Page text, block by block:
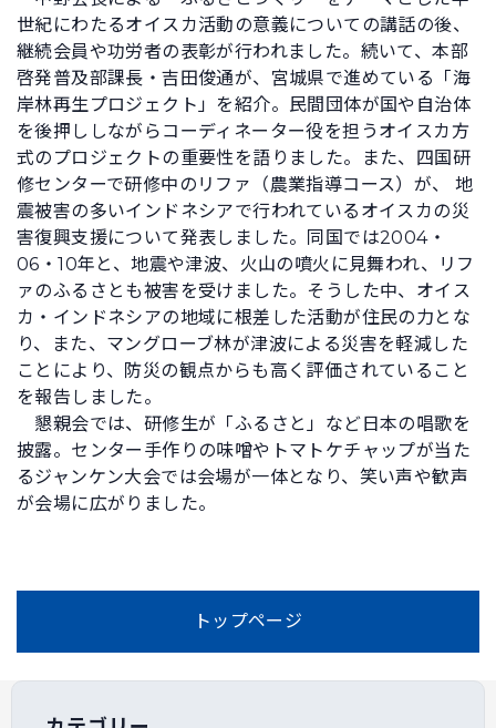
世紀にわたるオイスカ活動の意義についての講話の後、
継続会員や功労者の表彰が行われました。続いて、本部
啓発普及部課長・吉田俊通が、宮城県で進めている「海
岸林再生プロジェクト」を紹介。民間団体が国や自治体
を後押ししながらコーディネーター役を担うオイスカ方
式のプロジェクトの重要性を語りました。また、四国研
修センターで研修中のリファ（農業指導コース）が、 地
震被害の多いインドネシアで行われているオイスカの災
害復興支援について発表しました。同国では2004・
06・10年と、地震や津波、火山の噴火に見舞われ、リフ
ァのふるさとも被害を受けました。そうした中、オイス
カ・インドネシアの地域に根差した活動が住民の力とな
り、また、マングローブ林が津波による災害を軽減した
ことにより、防災の観点からも高く評価されていること
を報告しました。
懇親会では、研修生が「ふるさと」など日本の唱歌を
披露。センター手作りの味噌やトマトケチャップが当た
るジャンケン大会では会場が一体となり、笑い声や歓声
が会場に広がりました。
トップページ